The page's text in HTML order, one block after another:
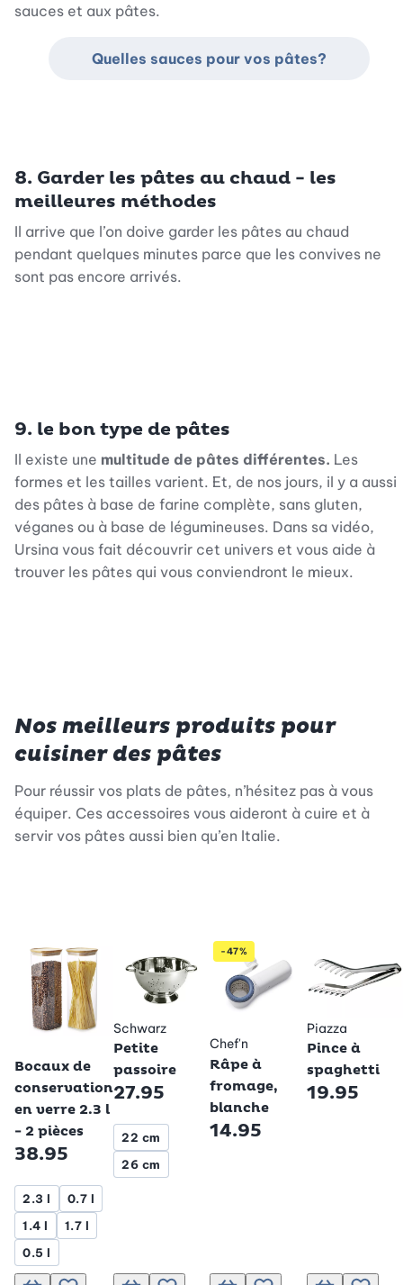
sauces et aux pâtes.
Quelles sauces pour vos pâtes?
8. Garder les pâtes au chaud - les
meilleures méthodes
Il arrive que l’on doive garder les pâtes au chaud
pendant quelques minutes parce que les convives ne
sont pas encore arrivés.
9. le bon type de pâtes
Il existe une multitude de pâtes différentes. Les
formes et les tailles varient. Et, de nos jours, il y a aussi
des pâtes à base de farine complète, sans gluten,
véganes ou à base de légumineuses. Dans sa vidéo,
Ursina vous fait découvrir cet univers et vous aide à
trouver les pâtes qui vous conviendront le mieux.
Nos meilleurs produits pour
cuisiner des pâtes
Pour réussir vos plats de pâtes, n’hésitez pas à vous
équiper. Ces accessoires vous aideront à cuire et à
servir vos pâtes aussi bien qu’en Italie.
Bocaux de
conservation
en verre 2.3 l
- 2 pièces
38.95
2.3 l
0.7 l
1.4 l
1.7 l
0.5 l
Schwarz
Petite
passoire
27.95
22 cm
26 cm
-47%
Chef'n
Râpe à
fromage,
blanche
14.95
Piazza
Pince à
spaghetti
19.95